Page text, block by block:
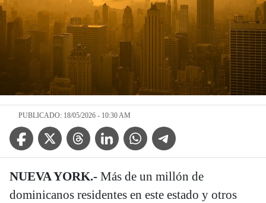
PUBLICADO: 18/05/2026 - 10:30 AM
Facebook IconTwitter IconThreads IconLinkedin IconWhatsApp IconTelegram Icon
NUEVA YORK.- Más de un millón de
dominicanos residentes en este estado y otros